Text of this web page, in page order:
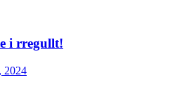
i rregullt!
2024